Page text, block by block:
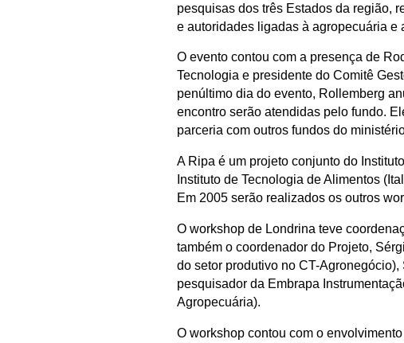
pesquisas dos três Estados da região,
e autoridades ligadas à agropecuária
O evento contou com a presença de
Tecnologia e presidente do Comitê
penúltimo dia do evento, Rollemberg
encontro serão atendidas pelo fundo.
parceria com outros fundos do
A Ripa é um projeto conjunto do
Instituto de Tecnologia de Alimentos
Em 2005 serão realizados os outros
O workshop de Londrina teve
também o coordenador do Projeto,
do setor produtivo no CT-
pesquisador da Embrapa
Agropecuária).
O workshop contou com o